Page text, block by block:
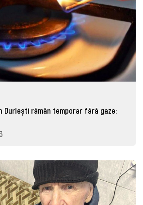
Durlești rămân temporar fără gaze: